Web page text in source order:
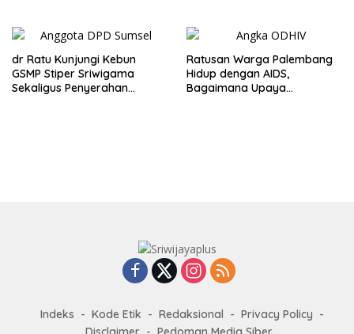
dr Ratu Kunjungi Kebun
GSMP Stiper Sriwigama
Sekaligus Penyerahan
Ratusan Warga Palembang
Hidup dengan AIDS,
Bagaimana Upaya
Indeks Kode Etik Redaksional
Privacy Policy